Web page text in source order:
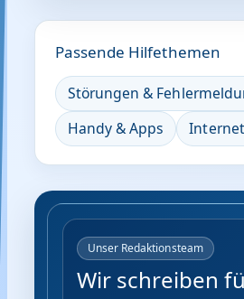
Passende Hilfethemen
Störungen &
Handy & Apps
Unser Redaktionsteam
Wir schreiben